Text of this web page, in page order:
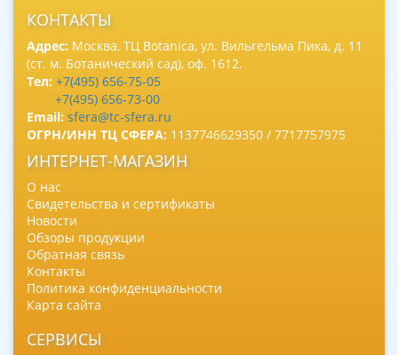
КОНТАКТЫ
Адрес: Москва, ТЦ Botanica, ул. Вильгельма Пика, д. 11
(ст. м. Ботанический сад), оф. 1612.
Тел: +7(495) 656-75-05
+7(495) 656-73-00
Email: sfera@tc-sfera.ru
ОГРН/ИНН ТЦ СФЕРА: 1137746629350 / 7717757975
ИНТЕРНЕТ-МАГАЗИН
О нас
Свидетельства и сертификаты
Новости
Обзоры продукции
Обратная связь
Контакты
Политика конфиденциальности
Карта сайта
СЕРВИСЫ